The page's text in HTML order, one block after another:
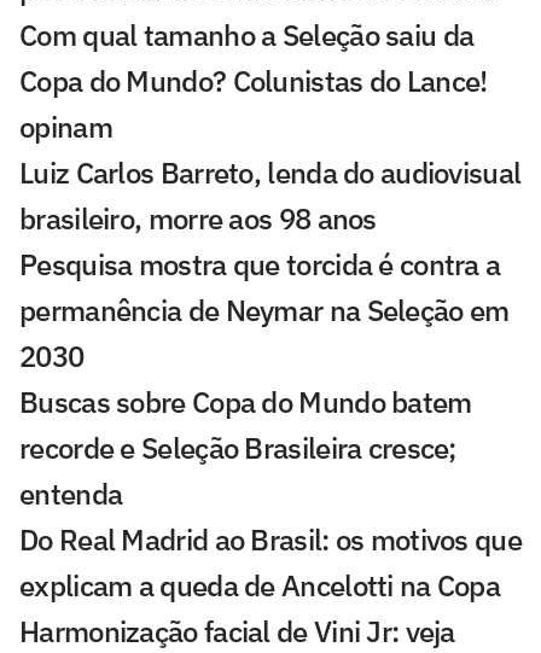
Com qual tamanho a Seleção saiu da
Copa do Mundo? Colunistas do Lance!
opinam
Luiz Carlos Barreto, lenda do audiovisual
brasileiro, morre aos 98 anos
Pesquisa mostra que torcida é contra a
permanência de Neymar na Seleção em
2030
Buscas sobre Copa do Mundo batem
recorde e Seleção Brasileira cresce;
entenda
Do Real Madrid ao Brasil: os motivos que
explicam a queda de Ancelotti na Copa
Harmonização facial de Vini Jr: veja